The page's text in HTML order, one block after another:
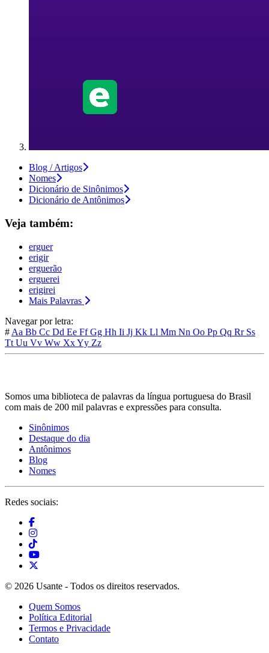
Blog / Artigos
Nomes
Dicionário de Sinônimos
Dicionário de Antônimos
Veja também:
erguer
erigir
erguerão
erguerei
erigirei
Mais Palavras
Navegar por letra:
# Aa Bb Cc Dd Ee FfGg Hh Ii Jj Kk Ll Mm Nn Oo Pp Qq Rr Ss
Tt Uu Vv Ww XxYy Zz
Somos uma biblioteca de palavras da língua portuguesa do Brasil
com mais de 200 mil palavras e expressões para consulta.
Sinônimos
Destaque do dia
Antônimos
Blog
Nomes
Redes sociais:
© 2026 Usante - Todos os direitos reservados.
Quem Somos
Política Editorial
Termos e Privacidade
Contato